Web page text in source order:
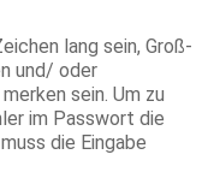
lang sein, Groß-
und/ oder
sein. Um zu
im Passwort die
die Eingabe